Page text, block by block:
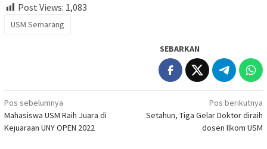
Post Views: 1,083
USM Semarang
SEBARKAN
Navigasi
pos
Pos sebelumnya
Mahasiswa USM Raih Juara di
Kejuaraan UNY OPEN 2022
Pos berikutnya
Setahun, Tiga Gelar Doktor diraih
dosen Ilkom USM